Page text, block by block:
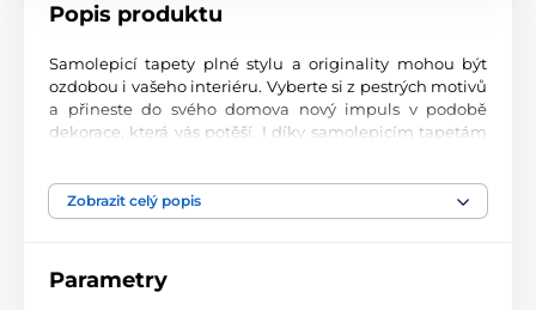
Popis produktu
Samolepicí tapety plné stylu a originality mohou být
ozdobou i vašeho interiéru. Vyberte si z pestrých motivů
a přineste do svého domova nový impuls v podobě
dekorace, která vás potěší. I díky samolepicím tapetám
Perfektní tiskové zpracování
materiál s jemným povrchem a matným vzhledem. Tisk
Zobrazit celý popis
Parametry